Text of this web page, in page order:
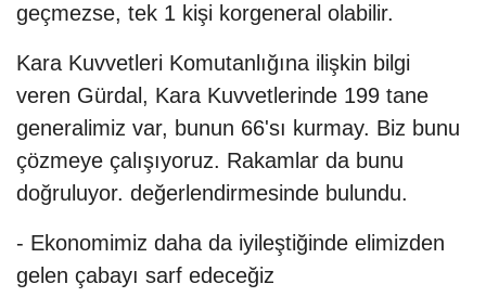
geçmezse, tek 1 kişi korgeneral olabilir.
Kara Kuvvetleri Komutanlığına ilişkin bilgi
veren Gürdal, Kara Kuvvetlerinde 199 tane
generalimiz var, bunun 66'sı kurmay. Biz bunu
çözmeye çalışıyoruz. Rakamlar da bunu
doğruluyor. değerlendirmesinde bulundu.
- Ekonomimiz daha da iyileştiğinde elimizden
gelen çabayı sarf edeceğiz